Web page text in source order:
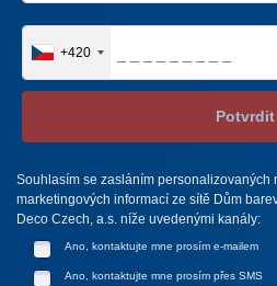
+420
Potvrdit
Souhlasím se zasláním personalizovaných
marketingových informací ze sítě Dům
Deco Czech, a.s. níže uvedenými kanály:
Ano, kontaktujte mne prosím e-mailem
Ano, kontaktujte mne prosím přes SMS